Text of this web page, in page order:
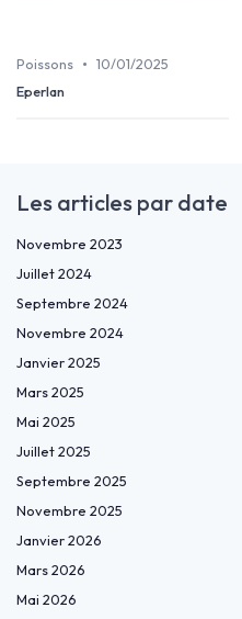
Poissons • 10/01/2025
Eperlan
Les articles par date
Novembre 2023
Juillet 2024
Septembre 2024
Novembre 2024
Janvier 2025
Mars 2025
Mai 2025
Juillet 2025
Septembre 2025
Novembre 2025
Janvier 2026
Mars 2026
Mai 2026